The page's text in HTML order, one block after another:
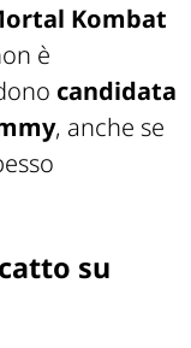
Kombat
è
candidata
, anche se
su